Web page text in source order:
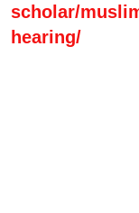
scholar/
hearing/